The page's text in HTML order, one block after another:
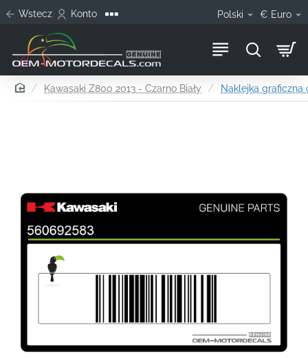
Wstecz Konto Polski € Euro
homeKawasaki Z800 2013 - Czarno Biały Naklejka graficzna